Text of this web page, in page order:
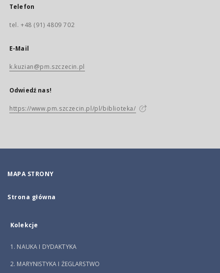
Telefon
tel. +48 (91) 4809 702
E-Mail
k.kuzian@pm.szczecin.pl
Odwiedź nas!
https://www.pm.szczecin.pl/pl/biblioteka/
MAPA STRONY
Strona główna
Kolekcje
1. NAUKA I DYDAKTYKA
2. MARYNISTYKA I ŻEGLARSTWO